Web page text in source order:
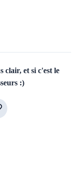
clair, et si c'est le
:)